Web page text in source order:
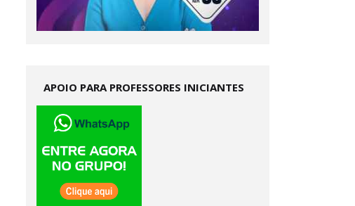
APOIO PARA PROFESSORES INICIANTES